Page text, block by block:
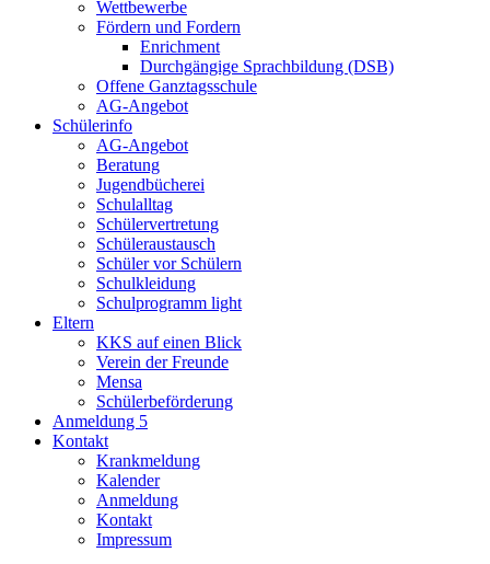
Wettbewerbe
Fördern und Fordern
Enrichment
Durchgängige Sprachbildung (DSB)
Offene Ganztagsschule
AG-Angebot
Schülerinfo
AG-Angebot
Beratung
Jugendbücherei
Schulalltag
Schülervertretung
Schüleraustausch
Schüler vor Schülern
Schulkleidung
Schulprogramm light
Eltern
KKS auf einen Blick
Verein der Freunde
Mensa
Schülerbeförderung
Anmeldung 5
Kontakt
Krankmeldung
Kalender
Anmeldung
Kontakt
Impressum